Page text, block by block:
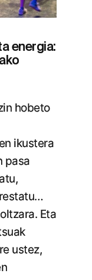
energia:
hobeto
ikustera
pasa
Eta
ustez,